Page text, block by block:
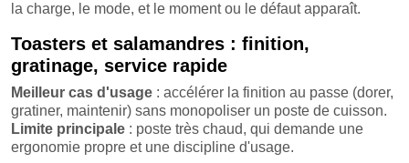
la charge, le mode, et le moment ou le défaut apparaît.
Toasters et salamandres : finition,
gratinage, service rapide
Meilleur cas d'usage : accélérer la finition au passe (dorer,
gratiner, maintenir) sans monopoliser un poste de cuisson.
Limite principale : poste très chaud, qui demande une
ergonomie propre et une discipline d'usage.